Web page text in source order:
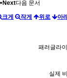
Next다음 문서
크게 작게 위로 아
패러글라
실제